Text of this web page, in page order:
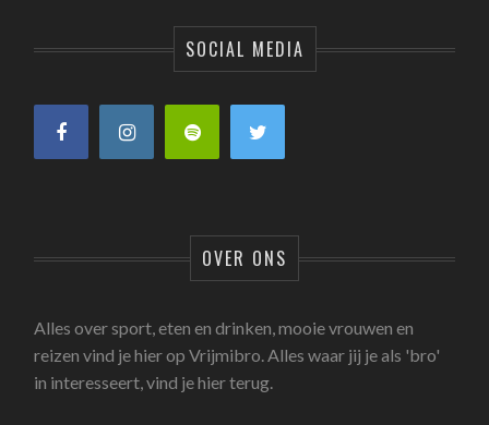
SOCIAL MEDIA
OVER ONS
Alles over sport, eten en drinken, mooie vrouwen en
reizen vind je hier op Vrijmibro. Alles waar jij je als 'bro'
in interesseert, vind je hier terug.